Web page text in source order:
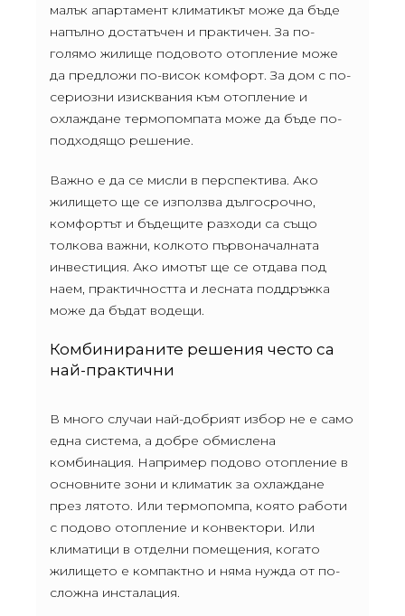
малък апартамент климатикът може да бъде
напълно достатъчен и практичен. За по-
голямо жилище подовото отопление може
да предложи по-висок комфорт. За дом с по-
сериозни изисквания към отопление и
охлаждане термопомпата може да бъде по-
подходящо решение.
Важно е да се мисли в перспектива. Ако
жилището ще се използва дългосрочно,
комфортът и бъдещите разходи са също
толкова важни, колкото първоначалната
инвестиция. Ако имотът ще се отдава под
наем, практичността и лесната поддръжка
може да бъдат водещи.
Комбинираните решения често са
най-практични
В много случаи най-добрият избор не е само
една система, а добре обмислена
комбинация. Например подово отопление в
основните зони и климатик за охлаждане
през лятото. Или термопомпа, която работи
с подово отопление и конвектори. Или
климатици в отделни помещения, когато
жилището е компактно и няма нужда от по-
сложна инсталация.